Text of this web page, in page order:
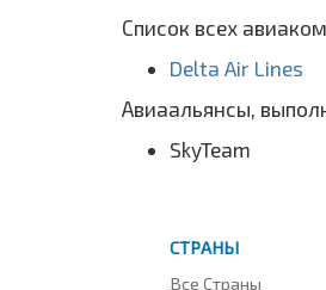
Список всех
Delta Air Lines
Авиаальянсы,
SkyTeam
СТРАНЫ
Все Страны